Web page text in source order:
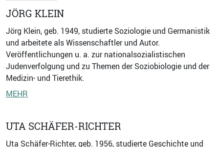
JÖRG KLEIN
Jörg Klein, geb. 1949, studierte Soziologie und Germanistik
und arbeitete als Wissenschaftler und Autor.
Veröffentlichungen u. a. zur nationalsozialistischen
Judenverfolgung und zu Themen der Soziobiologie und der
Medizin- und Tierethik.
MEHR
UTA SCHÄFER-RICHTER
Uta Schäfer-Richter, geb. 1956, studierte Geschichte und